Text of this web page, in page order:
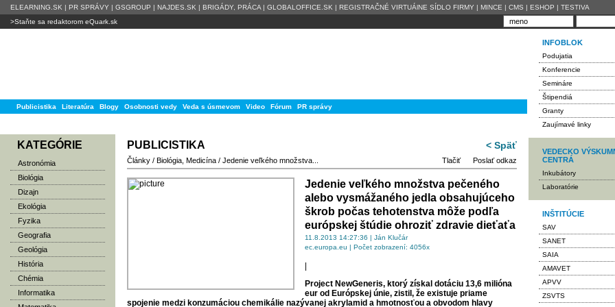
ELEARNING.SK | PR SPRÁVY | GSGROUP | NAJDES.SK | BRIGÁDY, PRÁCA | GLOBALOFFICE.SK | REGISTRAČNÉ VIRTUÁlNE SÍDLO FIRMY | MINCE | CMS | ESHOP | TESTIVA
>Staňte sa redaktorom eQuark.sk
Publicistika Literatúra Blogy Osobnosti vedy Veda s úsmevom Video Fórum PR správy
KATEGÓRIE
Astronómia
Biológia
Dizajn
Ekológia
Fyzika
Geografia
Geológia
História
Chémia
Informatika
< Späť
Tlačiť Poslať odkaz
PUBLICISTIKA
Články / Biológia Medicína / Jedenie veľkého množstva...
Jedenie veľkého množstva pečeného
alebo vysmážaného jedla obsahujúceho
škrob počas tehotenstva môže podľa
európskej štúdie ohroziť zdravie dieťaťa
11.8.2013 14:27:36 | Ján Klučár
ec.europa.eu | Počet zobrazení: 4056x
Project NewGeneris, ktorý získal dotáciu 13,6 milióna
eur od Európskej únie, zistil, že existuje priame
spojenie medzi konzumáciou chemikálie nazývanej akrylamid a hmotnosťou a obvodom hlavy
INFOBLOK
Podujatia
Konferencie
Semináre
Štipendiá
Granty
Zaujímavé linky
VEDECKO
CENTRÁ
Inkubátory
Laboratórie
INŠTITÚCIE
SAV
SANET
SAIA
AMAVET
APVV
ZSVTS